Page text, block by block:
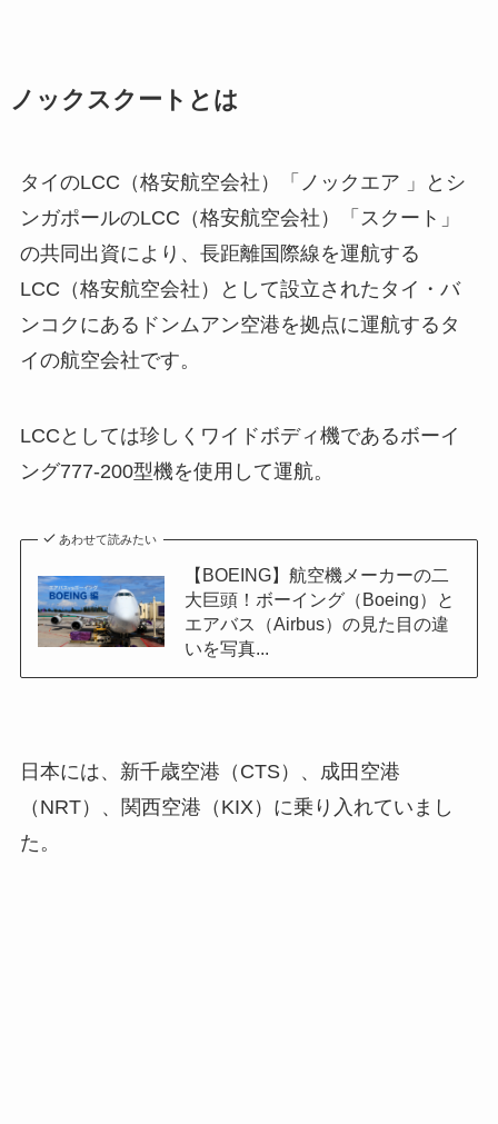
ノックスクートとは
タイのLCC（格安航空会社）「ノックエア 」とシ
ンガポールのLCC（格安航空会社）「スクート」
の共同出資により、長距離国際線を運航する
LCC（格安航空会社）として設立されたタイ・バ
ンコクにあるドンムアン空港を拠点に運航するタ
イの航空会社です。
LCCとしては珍しくワイドボディ機であるボーイ
ング777-200型機を使用して運航。
あわせて読みたい
【BOEING】航空機メーカーの二
大巨頭！ボーイング（Boeing）と
エアバス（Airbus）の見た目の違
いを写真...
日本には、新千歳空港（CTS）、成田空港
（NRT）、関西空港（KIX）に乗り入れていまし
た。